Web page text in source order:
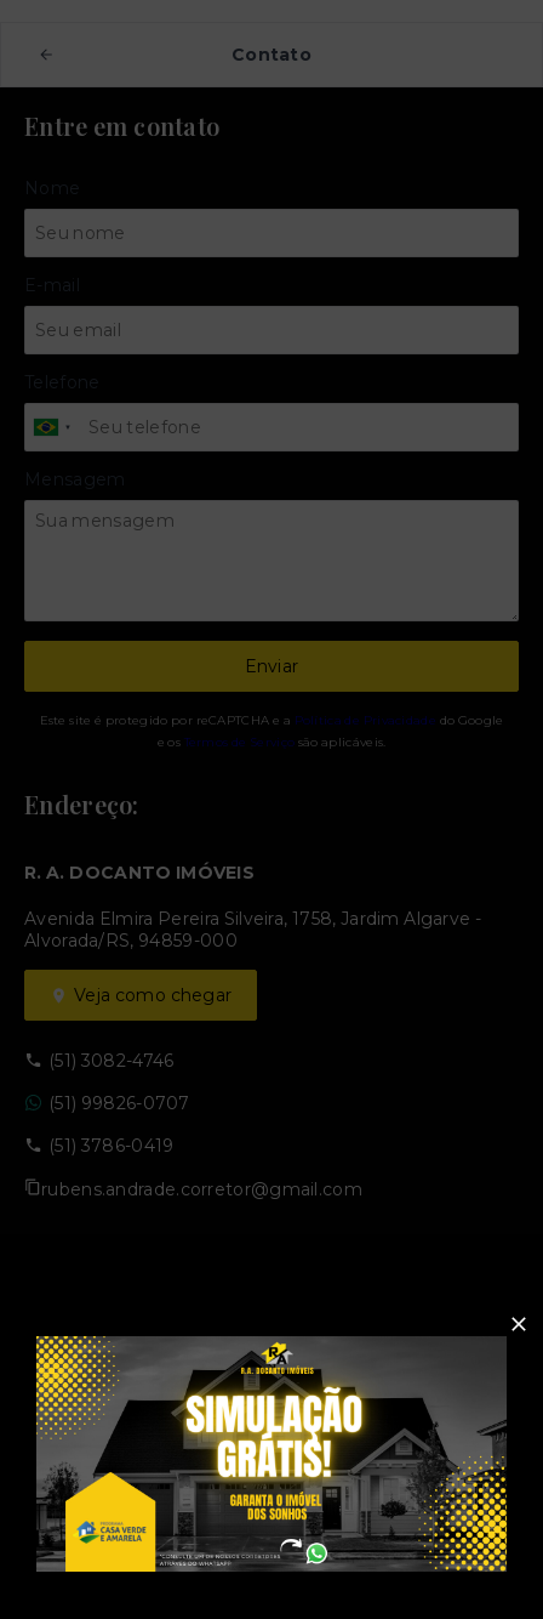
Contato
Entre em contato
Nome
E-mail
Telefone
Mensagem
Enviar
Este site é protegido por reCAPTCHA e a Política de Privacidade do Google
e os Termos de Serviço são aplicáveis.
Endereço:
R. A. DOCANTO IMÓVEIS
Avenida Elmira Pereira Silveira, 1758, Jardim Algarve -
Alvorada/RS, 94859-000
Veja como chegar
(51) 3082-4746
(51) 99826-0707
(51) 3786-0419
rubens.andrade.corretor@gmail.com